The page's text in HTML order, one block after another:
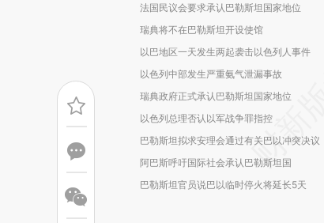
法国民议会要求承认巴勒斯坦国家地位
瑞典将不在巴勒斯坦开设使馆
以巴地区一天发生两起袭击以色列人事件
以色列中部发生严重氨气泄漏事故
瑞典政府正式承认巴勒斯坦国家地位
以色列总理否认以军战争罪指控
巴勒斯坦拟求安理会通过有关巴以冲突决议
阿巴斯呼吁国际社会承认巴勒斯坦国
巴勒斯坦官员说巴以临时停火将延长5天